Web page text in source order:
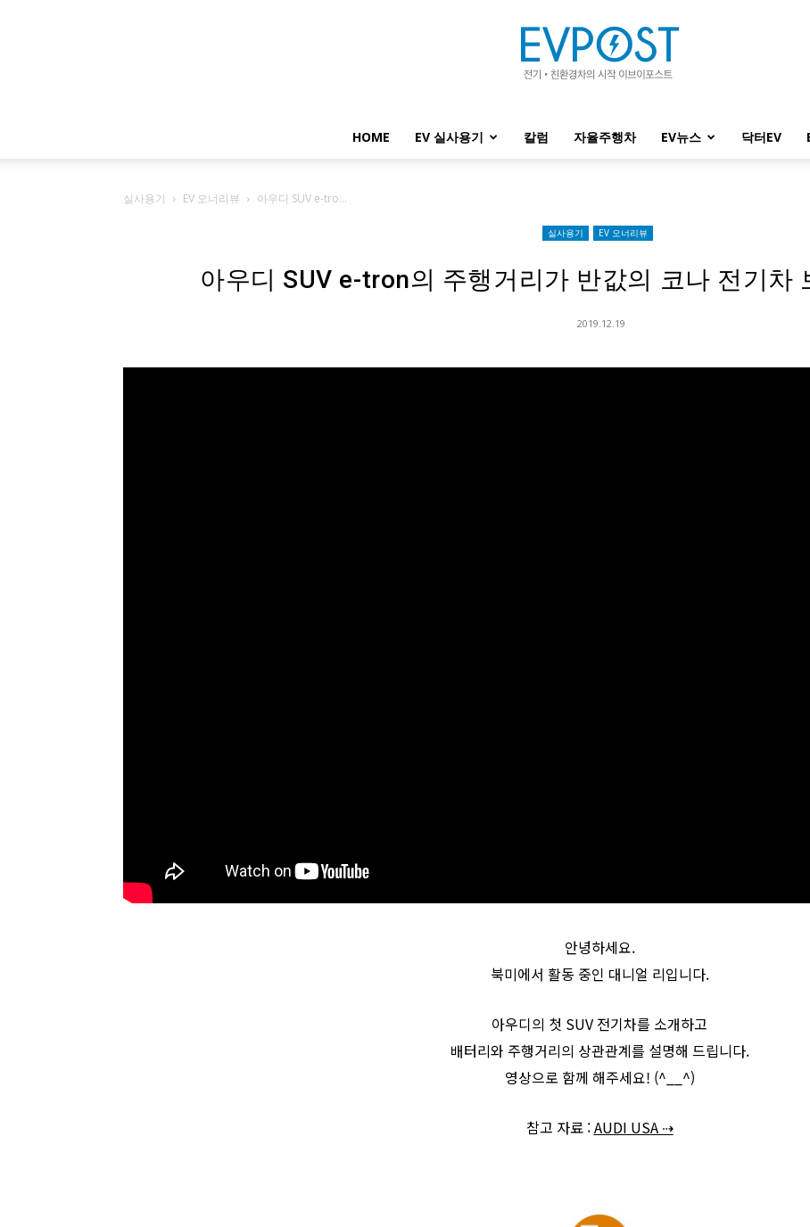
HOME EV 실사용기 칼럼 자율주행차 EV뉴스 닥터EV
실사용기 EV 오너리뷰 아우디 SUV e-tro...
실사용기 EV 오너리뷰
아우디 SUV e-tron의 주행거리가 반값의 코나 전기차
2019.12.19
안녕하세요.
북미에서 활동 중인 대니얼 리입니다.
아우디의 첫 SUV 전기차를 소개하고
배터리와 주행거리의 상관관계를 설명해 드립니다.
영상으로 함께 해주세요! (^__^)
참고 자료 :AUDI USA ⇢